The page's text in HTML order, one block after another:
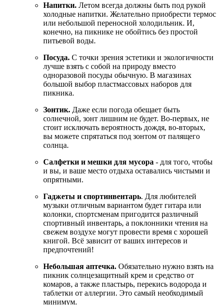
Напитки. Летом всегда должны быть под рукой
холодные напитки. Желательно приобрести термос
или небольшой переносной холодильник. И,
конечно, на пикнике не обойтись без простой
питьевой воды.
Посуда. С точки зрения эстетики и экологичности
лучше взять с собой на природу вместо
одноразовой посуды обычную. В магазинах
большой выбор пластмассовых наборов для
пикника.
Зонтик. Даже если погода обещает быть
солнечной, зонт лишним не будет. Во-первых, не
стоит исключать вероятность дождя, во-вторых,
вы можете спрятаться под зонтом от палящего
солнца.
Салфетки и мешки для мусора - для того, чтобы
и вы, и ваше место отдыха оставались чистыми и
опрятными.
Гаджеты и спортинвентарь. Для любителей
музыки отличным вариантом будет гитара или
колонки, спортсменам пригодится различный
спортивный инвентарь, а поклонники чтения на
свежем воздухе могут провести время с хорошей
книгой. Всё зависит от ваших интересов и
предпочтений!
Небольшая аптечка. Обязательно нужно взять на
пикник солнцезащитный крем и средство от
комаров, а также пластырь, перекись водорода и
таблетки от аллергии. Это самый необходимый
минимум.